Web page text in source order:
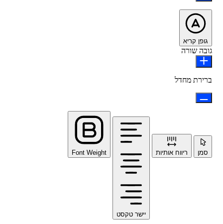
גופן קריא
גובה שורה
ברירת מחדל
סמן ריווח אותיות
יישר טקסט
Font Weight